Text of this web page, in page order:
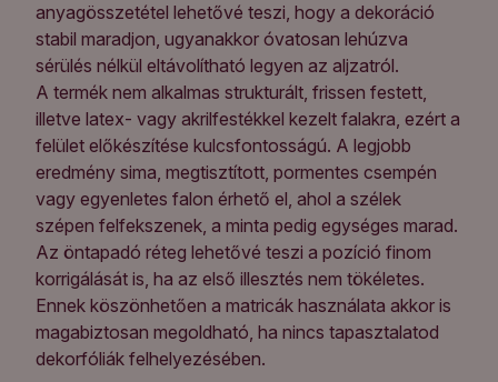
anyagösszetétel lehetővé teszi, hogy a dekoráció
stabil maradjon, ugyanakkor óvatosan lehúzva
sérülés nélkül eltávolítható legyen az aljzatról.
A termék nem alkalmas strukturált, frissen festett,
illetve latex- vagy akrilfestékkel kezelt falakra, ezért a
felület előkészítése kulcsfontosságú. A legjobb
eredmény sima, megtisztított, pormentes csempén
vagy egyenletes falon érhető el, ahol a szélek
szépen felfekszenek, a minta pedig egységes marad.
Az öntapadó réteg lehetővé teszi a pozíció finom
korrigálását is, ha az első illesztés nem tökéletes.
Ennek köszönhetően a matricák használata akkor is
magabiztosan megoldható, ha nincs tapasztalatod
dekorfóliák felhelyezésében.